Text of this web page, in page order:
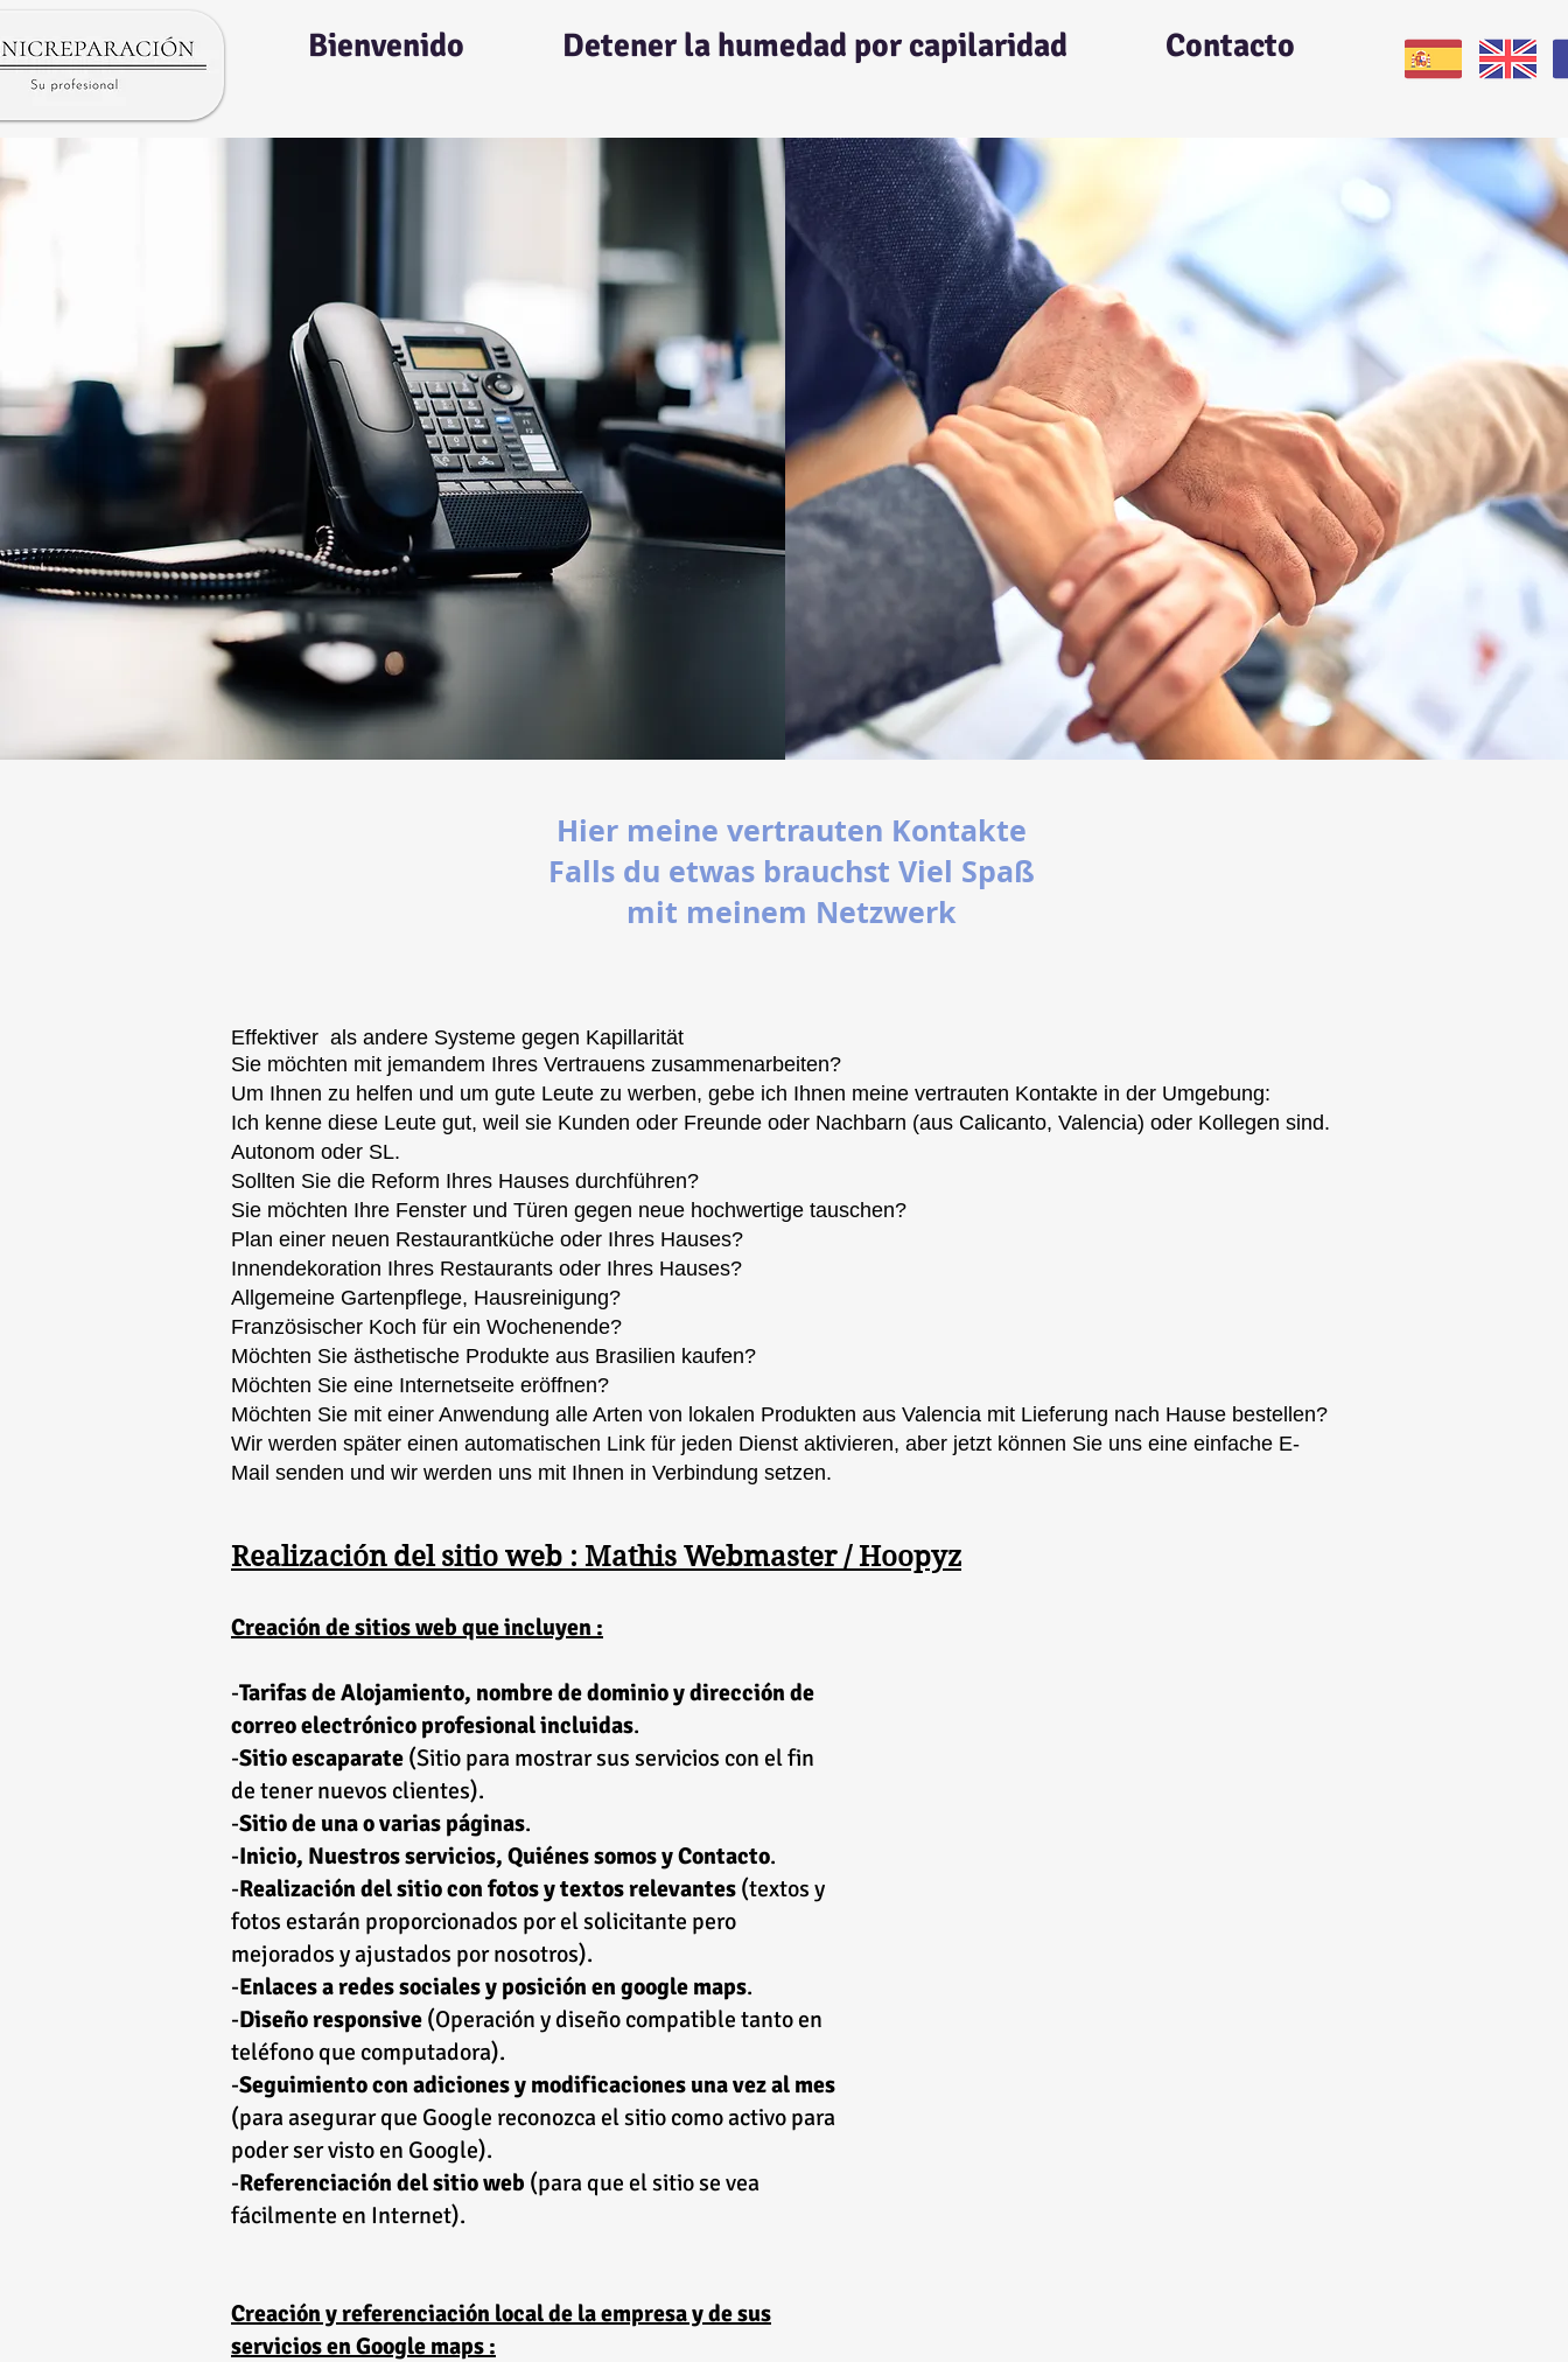
Bienvenido Detener la humedad por capilaridad Contacto
Hier meine vertrauten Kontakte
Falls du etwas brauchst Viel Spaß
mit meinem Netzwerk
Effektiver als andere Systeme gegen Kapillarität
Sie möchten mit jemandem Ihres Vertrauens zusammenarbeiten?
Um Ihnen zu helfen und um gute Leute zu werben, gebe ich Ihnen meine vertrauten Kontakte in der Umgebung:
Ich kenne diese Leute gut, weil sie Kunden oder Freunde oder Nachbarn (aus Calicanto, Valencia) oder Kollegen sind.
Autonom oder SL.
Sollten Sie die Reform Ihres Hauses durchführen?
Sie möchten Ihre Fenster und Türen gegen neue hochwertige tauschen?
Plan einer neuen Restaurantküche oder Ihres Hauses?
Innendekoration Ihres Restaurants oder Ihres Hauses?
Allgemeine Gartenpflege, Hausreinigung?
Französischer Koch für ein Wochenende?
Möchten Sie ästhetische Produkte aus Brasilien kaufen?
Möchten Sie eine Internetseite eröffnen?
Möchten Sie mit einer Anwendung alle Arten von lokalen Produkten aus Valencia mit Lieferung nach Hause bestellen?
Wir werden später einen automatischen Link für jeden Dienst aktivieren, aber jetzt können Sie uns eine einfache E-
Mail senden und wir werden uns mit Ihnen in Verbindung setzen.
Realización del sitio web : Mathis Webmaster / Hoopyz
Creación de sitios web que incluyen :
-Tarifas de Alojamiento, nombre de dominio y dirección de
correo electrónico profesional incluidas.
-Sitio escaparate (Sitio para mostrar sus servicios con el fin
de tener nuevos clientes).
-Sitio de una o varias páginas.
-Inicio, Nuestros servicios, Quiénes somos y Contacto.
-Realización del sitio con fotos y textos relevantes (textos y
fotos estarán proporcionados por el solicitante pero
mejorados y ajustados por nosotros).
-Enlaces a redes sociales y posición en google maps.
-Diseño responsive (Operación y diseño compatible tanto en
teléfono que computadora).
-Seguimiento con adiciones y modificaciones una vez al mes
(para asegurar que Google reconozca el sitio como activo para
poder ser visto en Google).
-Referenciación del sitio web (para que el sitio se vea
fácilmente en Internet).
Creación y referenciación local de la empresa y de sus
servicios en Google maps :